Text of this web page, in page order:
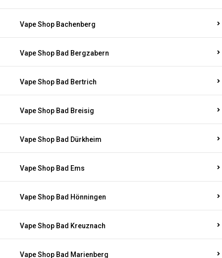
Vape Shop Bachenberg
Vape Shop Bad Bergzabern
Vape Shop Bad Bertrich
Vape Shop Bad Breisig
Vape Shop Bad Dürkheim
Vape Shop Bad Ems
Vape Shop Bad Hönningen
Vape Shop Bad Kreuznach
Vape Shop Bad Marienberg